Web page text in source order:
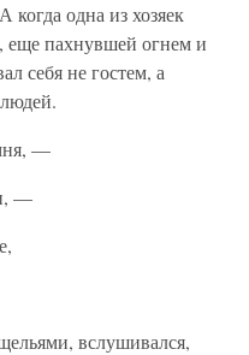
когда одна из хозяек
еще пахнувшей огнем и
себя не гостем, а
—
—
вслушивался,